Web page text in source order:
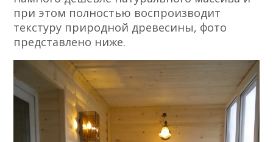
при этом полностью воспроизводит
текстуру природной древесины, фото
представлено ниже.